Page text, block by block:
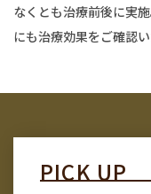
なくとも治療前後に実
にも治療効果をご確認い